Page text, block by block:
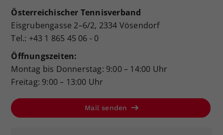
Österreichischer Tennisverband
Eisgrubengasse 2–6/2, 2334 Vösendorf
Tel.: +43 1 865 45 06 - 0
Öffnungszeiten:
Montag bis Donnerstag: 9:00 – 14:00 Uhr
Freitag: 9:00 – 13:00 Uhr
Mail senden